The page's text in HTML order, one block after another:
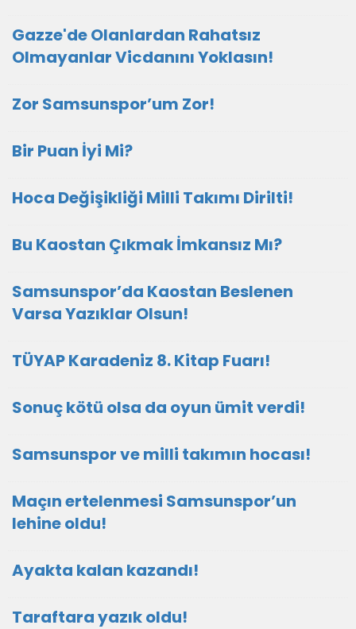
Gazze'de Olanlardan Rahatsız
Olmayanlar Vicdanını Yoklasın!
Zor Samsunspor’um Zor!
Bir Puan İyi Mi?
Hoca Değişikliği Milli Takımı Dirilti!
Bu Kaostan Çıkmak İmkansız Mı?
Samsunspor’da Kaostan Beslenen
Varsa Yazıklar Olsun!
TÜYAP Karadeniz 8. Kitap Fuarı!
Sonuç kötü olsa da oyun ümit verdi!
Samsunspor ve milli takımın hocası!
Maçın ertelenmesi Samsunspor’un
lehine oldu!
Ayakta kalan kazandı!
Taraftara yazık oldu!